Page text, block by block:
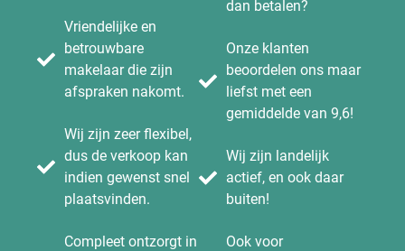
Vriendelijke en
betrouwbare
makelaar die zijn
afspraken nakomt.
Wij zijn zeer flexibel,
dus de verkoop kan
indien gewenst snel
plaatsvinden.
Compleet ontzorgt in
dan betalen?
Onze klanten
beoordelen ons maar
liefst met een
gemiddelde van 9,6!
Wij zijn landelijk
actief, en ook daar
buiten!
Ook voor